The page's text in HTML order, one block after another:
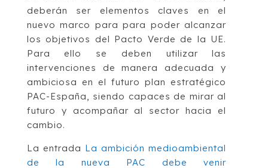
deberán ser elementos claves en el
nuevo marco para para poder alcanzar
los objetivos del Pacto Verde de la UE.
Para ello se deben utilizar las
intervenciones de manera adecuada y
ambiciosa en el futuro plan estratégico
PAC-España, siendo capaces de mirar al
futuro y acompañar al sector hacia el
cambio.
La entrada La ambición medioambiental
de la nueva PAC debe venir